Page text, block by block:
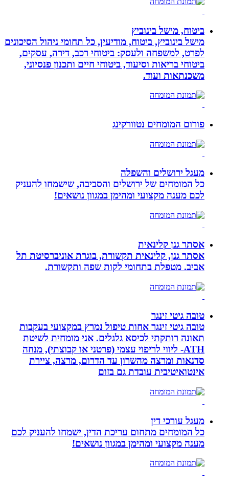
ביטוח, מישל בינוביץ
מישל בינוביץ, ביטוח, מודיעין, כל תחומי ניהול הסיכונים
לפרט, למשפחה ולעסק: ביטוחי רכב, דירה, עסקים,
ביטוחי בריאות וסיעוד, ביטוחי חיים ותכנון פנסיוני,
משכנתאות ועוד.
פורום המומחים נטוורקינג
מעגל ירושלים והשפלה
כל המומחים של ירושלים והסביבה, שישמחו להעניק
לכם מענה מקצועי ומהימן במגוון נושאים!
אסתר גנן קלינאית
אסתר גנן, קלינאית תקשורת, בוגרת אוניברסיטת תל
אביב. מטפלת בתחומי לקות שפה ותקשורת.
טובה גיטי זינגר
טובה גיטי זינגר אחות טיפול נמרץ במקצועי בעקבות
תאונה רותקתי לכיסא גלגלים. אני מומחית לשיטת
ATH- ליווי לריפוי עצמי (פרטני או קבוצתי), מנחה
סדנאות ומרצה מהשרון עד הדרום, מרצה, ציירת
אינטואיטיבית עובדת גם בזום
מעגל עורכי דין
כל המומחים מתחום עריכת הדין, ישמחו להעניק לכם
מענה מקצועי ומהימן במגוון נושאים!